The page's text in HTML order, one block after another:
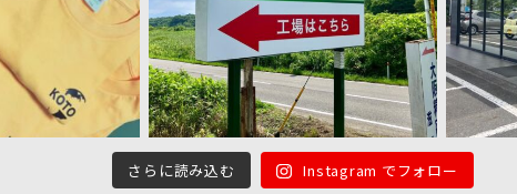
さらに読み込む Instagram でフォロー